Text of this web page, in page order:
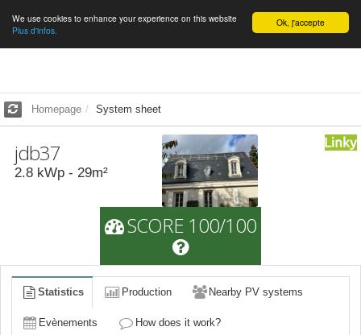
English Ok, j'accepte
We use cookies to enhance your experience on this website
Plus d'infos.
Homepage System sheet
jdb37
2.8 kWp - 29m²
SCORE 100/100
Statistics Production Nearby PV systems
Evènements How does it work?